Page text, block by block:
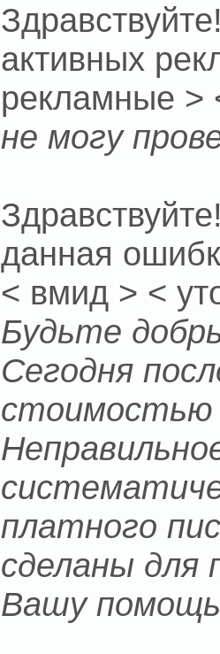
активных
рекламные >
не могу
данная
< вмид > <
Будьте
Сегодня
стоимостью
платного
сделаны для
Вашу